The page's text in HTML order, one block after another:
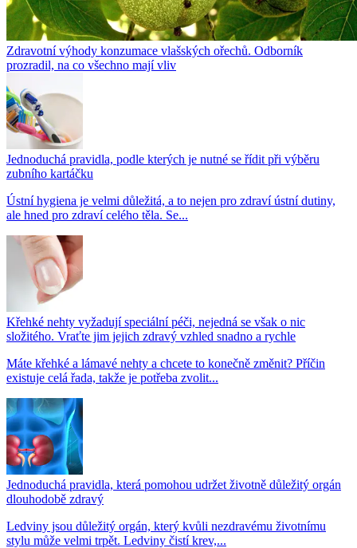
Zdravotní výhody konzumace vlašských ořechů. Odborník
prozradil, na co všechno mají vliv
Jednoduchá pravidla, podle kterých je nutné se řídit při výběru
zubního kartáčku
Ústní hygiena je velmi důležitá, a to nejen pro zdraví ústní dutiny,
ale hned pro zdraví celého těla. Se...
Křehké nehty vyžadují speciální péči, nejedná se však o nic
složitého. Vraťte jim jejich zdravý vzhled snadno a rychle
Máte křehké a lámavé nehty a chcete to konečně změnit? Příčin
existuje celá řada, takže je potřeba zvolit...
Jednoduchá pravidla, která pomohou udržet životně důležitý orgán
dlouhodobě zdravý
Ledviny jsou důležitý orgán, který kvůli nezdravému životnímu
stylu může velmi trpět. Ledviny čistí krev,...